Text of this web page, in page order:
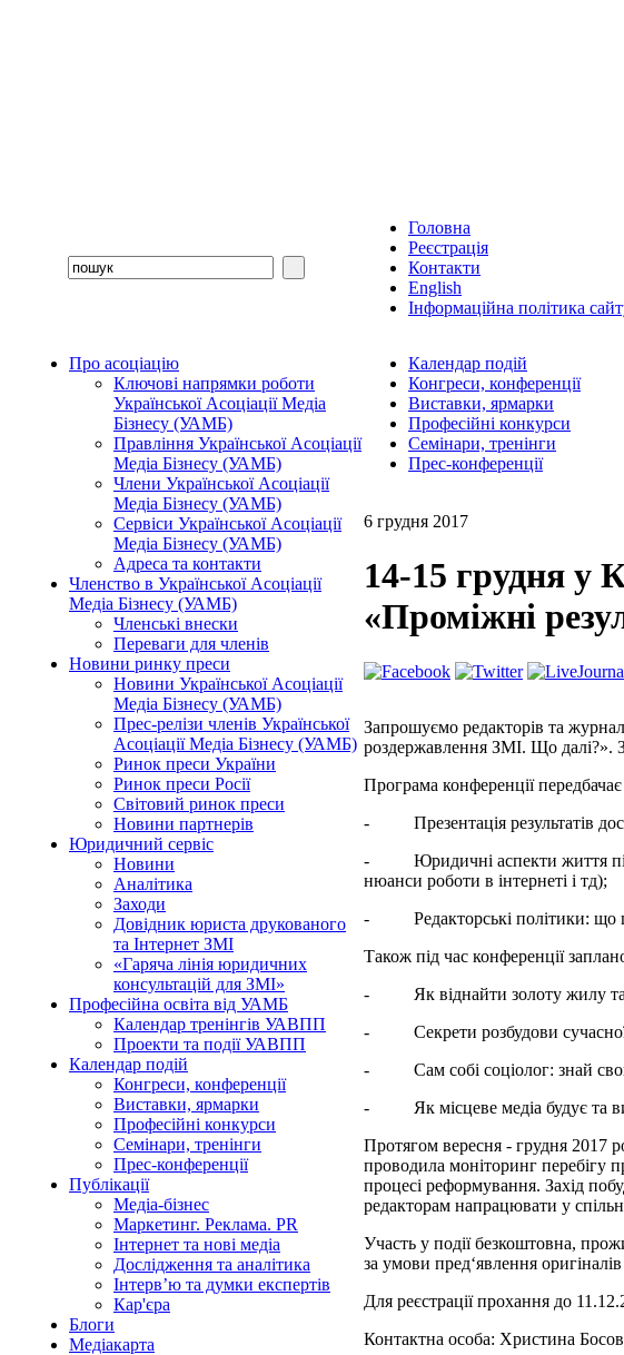
Головна
Реєстрація
Контакти
English
Інформаційна політика
Про асоціацію
Ключові напрямки роботи
Української Асоціації Медіа
Бізнесу (УАМБ)
Правління Української Асоціації
Медіа Бізнесу (УАМБ)
Члени Української Асоціації
Медіа Бізнесу (УАМБ)
Сервіси Української Асоціації
Медіа Бізнесу (УАМБ)
Адреса та контакти
Членство в Української Асоціації
Медіа Бізнесу (УАМБ)
Членські внески
Переваги для членів
Новини ринку преси
Новини Української Асоціації
Медіа Бізнесу (УАМБ)
Прес-релізи членів Української
Асоціації Медіа Бізнесу (УАМБ)
Ринок преси України
Ринок преси Росії
Світовий ринок преси
Новини партнерів
Юридичний сервіс
Новини
Аналітика
Заходи
Довідник юриста друкованого
та Інтернет ЗМІ
«Гаряча лінія юридичних
консультацій для ЗМІ»
Професійна освіта від УАМБ
Календар тренінгів УАВПП
Проекти та події УАВПП
Календар подій
Конгреси, конференції
Виставки, ярмарки
Професійні конкурси
Семінари, тренінги
Прес-конференції
Публікації
Медіа-бізнес
Маркетинг. Реклама. PR
Інтернет та нові медіа
Дослідження та аналітика
Інтерв’ю та думки експертів
Кар'єра
Блоги
Медіакарта
Календар подій
Конгреси, конференції
Виставки, ярмарки
Професійні конкурси
Семінари, тренінги
Прес-конференції
6 грудня 2017
14-15 грудня у
«Проміжні
Запрошуємо редакторів та
роздержавлення ЗМІ. Що далі?».
Програма конференції
- Презентація результатів
- Юридичні аспекти життя після
нюанси роботи в інтернеті і тд);
- Редакторські політики: що це
Також під час конференції
- Як віднайти золоту жилу та
- Секрети розбудови сучасної
- Сам собі соціолог: знай
- Як місцеве медіа будує та
Протягом вересня - грудня 2017
проводила моніторинг перебігу
процесі реформування. Захід
редакторам напрацювати у
Участь у події безкоштовна,
за умови пред‘явлення
Для реєстрації прохання до
Контактна особа: Христина